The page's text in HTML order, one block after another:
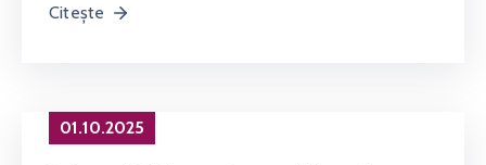
Citește
01.10.2025